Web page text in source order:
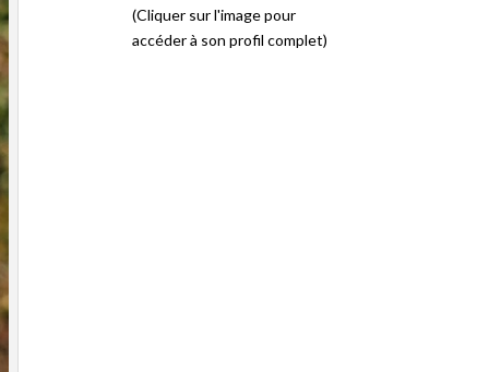
(Cliquer sur l'image pour
accéder à son profil complet)